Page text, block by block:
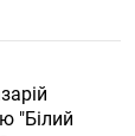
"Білий